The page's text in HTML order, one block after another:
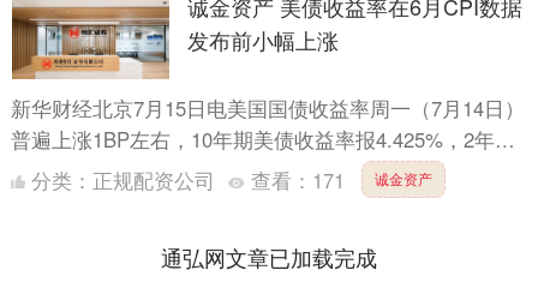
发布前小幅上涨
新华财经北京7月15日电美国国债收益率周一（7月14日）
普遍上涨1BP左右，10年期美债收益率报4.425%，2年期
报3.896%。美国总统特朗普上周末宣布将自....
分类： 正规配资公司 查看： 171 诚金资产
通弘网文章已加载完成